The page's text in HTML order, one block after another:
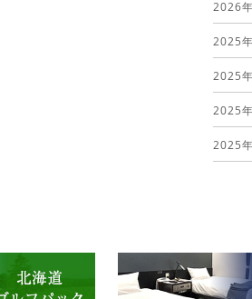
2026
2025
2025
2025
2025